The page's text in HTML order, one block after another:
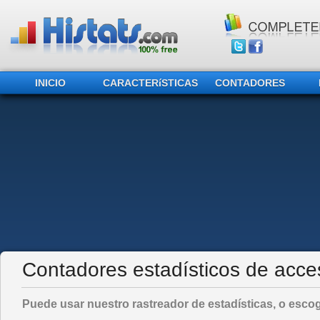
INICIO CARACTERíSTICAS CONTADORES
Contadores estadísticos de
Puede usar nuestro rastreador de estadísticas, o